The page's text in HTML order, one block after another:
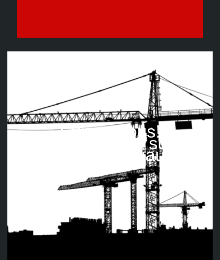
Suivez nous!
Retrouvez-nous sur les
réseaux sociaux